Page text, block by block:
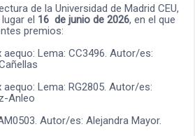
de la Universidad de Madrid CEU,
el 16 de junio de 2026, en el que
premios:
aequo: Lema: CC3496. Autor/es:
aequo: Lema: RG2805. Autor/es:
Anleo
Autor/es: Alejandra Mayor.